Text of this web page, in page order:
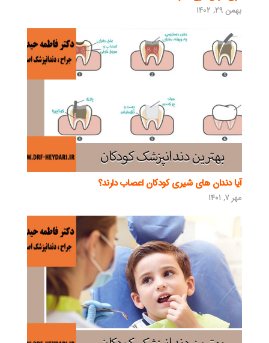
بهمن ۲۹, ۱۴۰۲
آیا دندان های شیری کودکان اعصاب دارند؟
مهر ۷, ۱۴۰۱